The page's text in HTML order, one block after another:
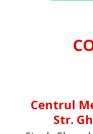
Centrul
Str.